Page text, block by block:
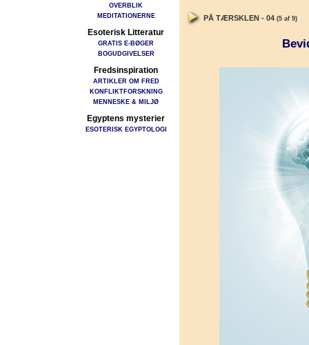
OVERBLIK
MEDITATIONERNE
Esoterisk Litteratur
GRATIS E-BØGER
BOGUDGIVELSER
Fredsinspiration
ARTIKLER OM FRED
KONFLIKTFORSKNING
MENNESKE & MILJØ
Egyptens mysterier
ESOTERISK EGYPTOLOGI
PÅ TÆRSKLEN - 04 (5 af 9)